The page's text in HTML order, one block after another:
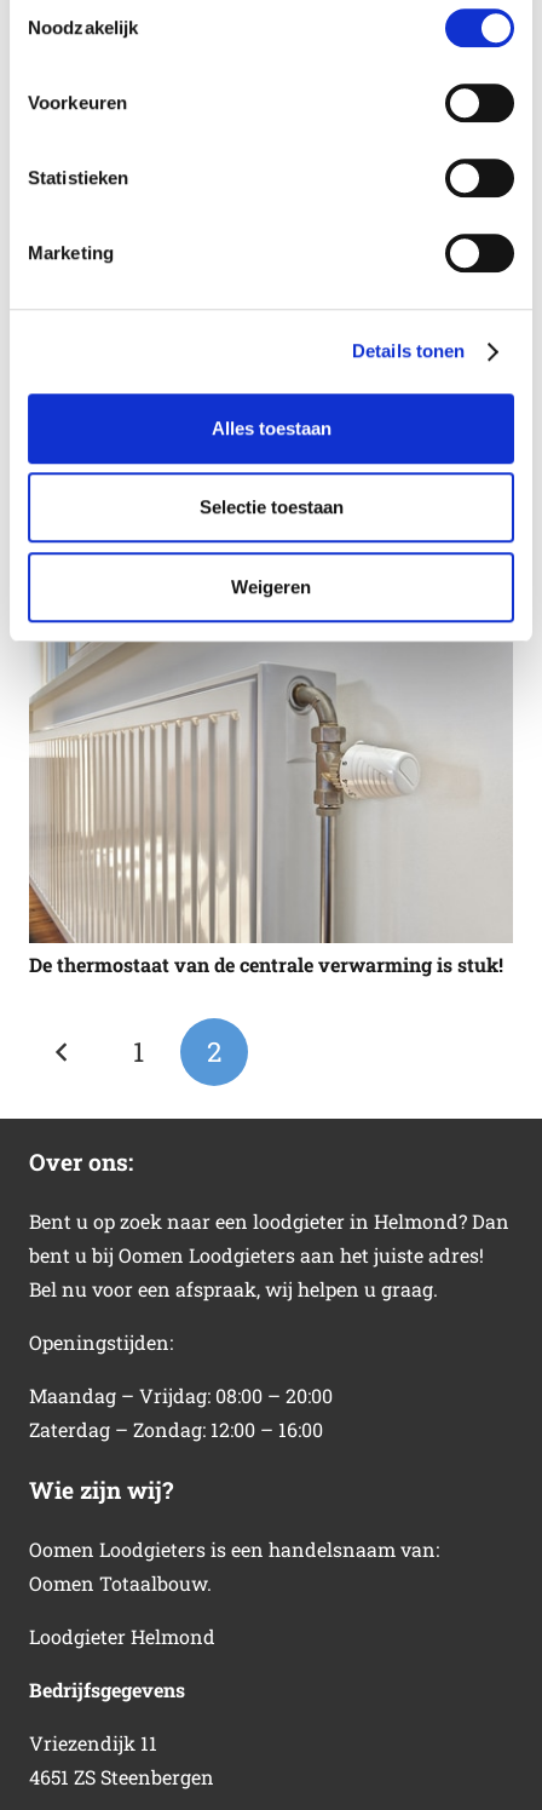
Noodzakelijk
Voorkeuren
Statistieken
Marketing
Details tonen
Alles toestaan
Selectie toestaan
Weigeren
Acute stank
Kleine cv ketels met grote voordelen
De thermostaat van de centrale verwarming is stuk!
1 2
Over ons:
Bent u op zoek naar een loodgieter in Helmond? Dan
bent u bij Oomen Loodgieters aan het juiste adres!
Bel nu voor een afspraak, wij helpen u graag.
Openingstijden:
Maandag – Vrijdag: 08:00 – 20:00
Zaterdag – Zondag: 12:00 – 16:00
Wie zijn wij?
Oomen Loodgieters is een handelsnaam van:
Oomen Totaalbouw.
Loodgieter Helmond
Bedrijfsgegevens
Vriezendijk 11
4651 ZS Steenbergen